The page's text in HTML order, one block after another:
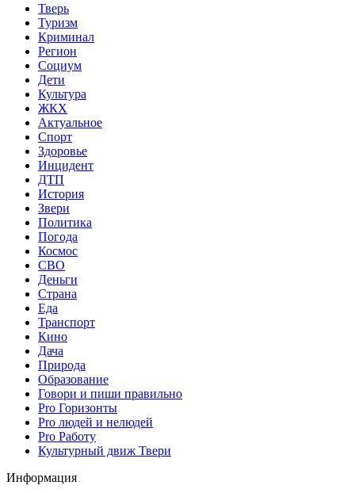
Тверь
Туризм
Криминал
Регион
Социум
Дети
Культура
ЖКХ
Актуальное
Спорт
Здоровье
Инцидент
ДТП
История
Звери
Политика
Погода
Космос
СВО
Деньги
Страна
Еда
Транспорт
Кино
Дача
Природа
Образование
Говори и пиши правильно
Pro Горизонты
Pro людей и нелюдей
Pro Работу
Культурный движ Твери
Информация